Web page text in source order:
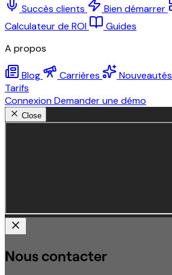
Succès clients Bien démarrer
Calculateur de ROI
Guides
A propos
Blog Carrières
Nouveautés
Tarifs
ConnexionDemander une démo
Close
Nous contacter